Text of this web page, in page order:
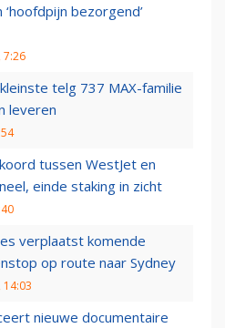
bezorgend’
7:26
telg 737 MAX-familie
leveren
tussen WestJet en
einde staking in zicht
verplaatst komende
op route naar Sydney
14:03
nieuwe documentaire